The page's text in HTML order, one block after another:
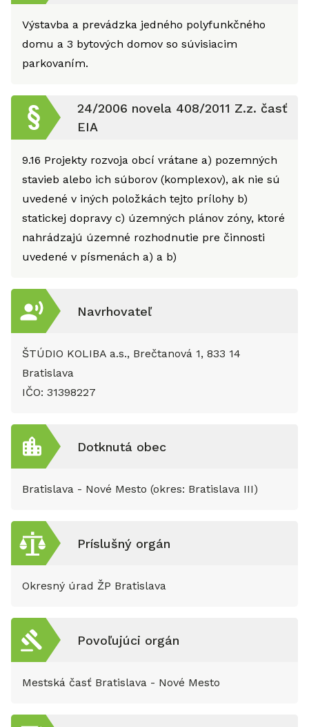
Výstavba a prevádzka jedného polyfunkčného
domu a 3 bytových domov so súvisiacim
parkovaním.
24/2006 novela 408/2011 Z.z. časť
EIA
9.16 Projekty rozvoja obcí vrátane a) pozemných
stavieb alebo ich súborov (komplexov), ak nie sú
uvedené v iných položkách tejto prílohy b)
statickej dopravy c) územných plánov zóny, ktoré
nahrádzajú územné rozhodnutie pre činnosti
uvedené v písmenách a) a b)
Navrhovateľ
ŠTÚDIO KOLIBA a.s., Brečtanová 1, 833 14
Bratislava
IČO: 31398227
Dotknutá obec
Bratislava - Nové Mesto (okres: Bratislava III)
Príslušný orgán
Okresný úrad ŽP Bratislava
Povoľujúci orgán
Mestská časť Bratislava - Nové Mesto